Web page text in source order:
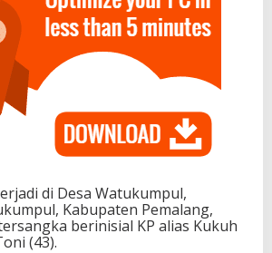
di Desa Watukumpul,
Kabupaten Pemalang,
berinisial KP alias Kukuh
(43).